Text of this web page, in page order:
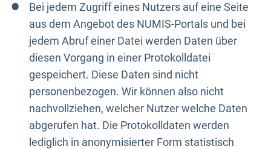
Bei jedem Zugriff eines Nutzers auf eine Seite
aus dem Angebot des NUMIS-Portals und bei
jedem Abruf einer Datei werden Daten über
diesen Vorgang in einer Protokolldatei
gespeichert. Diese Daten sind nicht
personenbezogen. Wir können also nicht
nachvollziehen, welcher Nutzer welche Daten
abgerufen hat. Die Protokolldaten werden
lediglich in anonymisierter Form statistisch